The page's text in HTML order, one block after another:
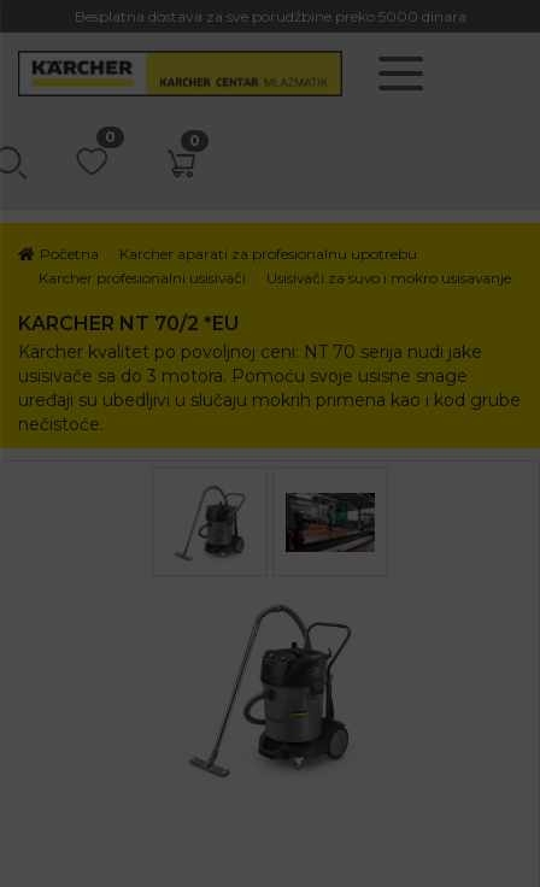
Besplatna dostava za sve porudžbine preko 5000 dinara
0 0
Početna
Karcher aparati za profesionalnu upotrebu
Karcher profesionalni usisivači
Usisivači za suvo i mokro usisavanje
KARCHER NT 70/2 *EU
Kärcher kvalitet po povoljnoj ceni: NT 70 serija nudi jake
usisivače sa do 3 motora. Pomoću svoje usisne snage
uređaji su ubedljivi u slučaju mokrih primena kao i kod grube
nečistoće.